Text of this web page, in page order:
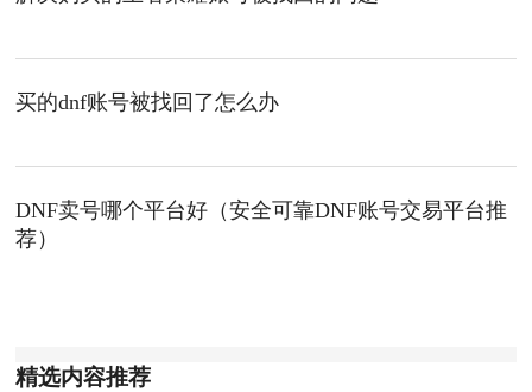
买的dnf账号被找回了怎么办
DNF卖号哪个平台好（安全可靠DNF账号交易平台推
荐）
精选内容推荐